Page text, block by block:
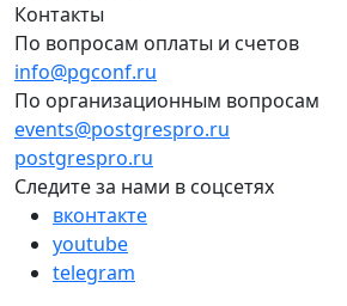
Контакты
По вопросам оплаты и счетов
info@pgconf.ru
По организационным вопросам
events@postgrespro.ru
postgrespro.ru
Следите за нами в соцсетях
вконтакте
youtube
telegram